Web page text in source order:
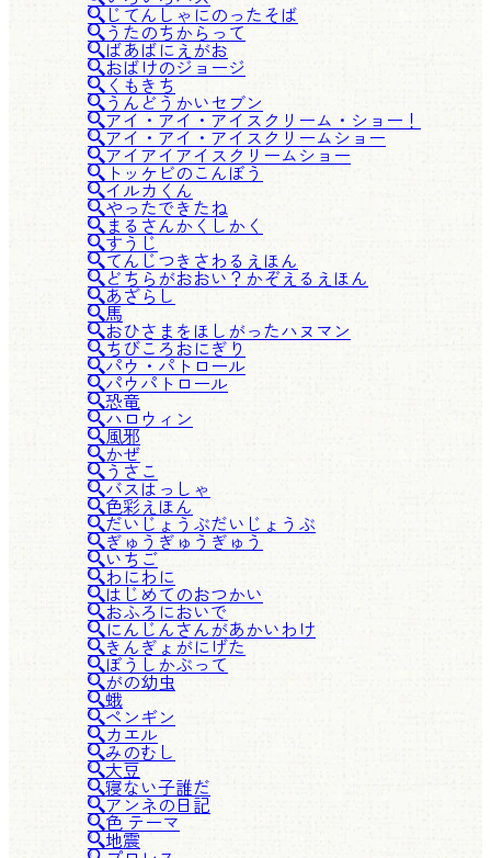
じてんしゃにのったそば
うたのちからって
ばあばにえがお
おばけのジョージ
くもきち
うんどうかいセブン
アイ・アイ・アイスクリーム・ショー！
アイ・アイ・アイスクリームショー
アイアイアイスクリームショー
トッケビのこんぼう
イルカくん
やったできたね
まるさんかくしかく
すうじ
てんじつきさわるえほん
どちらがおおい？かぞえるえほん
あざらし
馬
おひさまをほしがったハヌマン
ちびころおにぎり
パウ・パトロール
パウパトロール
恐竜
ハロウィン
風邪
かぜ
うさこ
バスはっしゃ
色彩えほん
だいじょうぶだいじょうぶ
ぎゅうぎゅうぎゅう
いちご
わにわに
はじめてのおつかい
おふろにおいで
にんじんさんがあかいわけ
きんぎょがにげた
ぼうしかぶって
がの幼虫
蛾
ペンギン
カエル
みのむし
大豆
寝ない子誰だ
アンネの日記
色 テーマ
地震